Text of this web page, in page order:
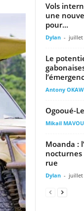
Vols
une
pour...
Dylan - juillet
Le
Antony
Ogooué-
Mikail
Moanda :
rue
Dylan - juillet